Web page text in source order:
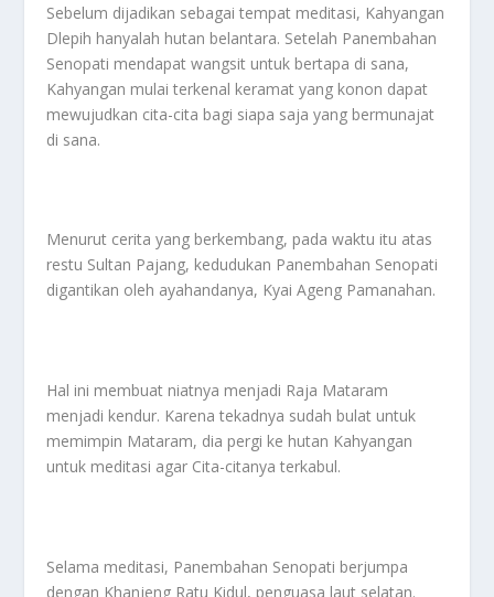
Sebelum dijadikan sebagai tempat meditasi, Kahyangan
Dlepih hanyalah hutan belantara. Setelah Panembahan
Senopati mendapat wangsit untuk bertapa di sana,
Kahyangan mulai terkenal keramat yang konon dapat
mewujudkan cita-cita bagi siapa saja yang bermunajat
di sana.
Menurut cerita yang berkembang, pada waktu itu atas
restu Sultan Pajang, kedudukan Panembahan Senopati
digantikan oleh ayahandanya, Kyai Ageng Pamanahan.
Hal ini membuat niatnya menjadi Raja Mataram
menjadi kendur. Karena tekadnya sudah bulat untuk
memimpin Mataram, dia pergi ke hutan Kahyangan
untuk meditasi agar Cita-citanya terkabul.
Selama meditasi, Panembahan Senopati berjumpa
dengan Khanjeng Ratu Kidul, penguasa laut selatan.